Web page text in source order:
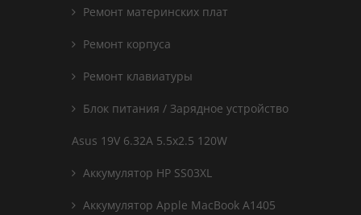
Ремонт материнских плат
Ремонт корпуса
Ремонт клавиатуры
Блок питания / Зарядное устройство
Asus 19V 6.32A 5.5x2.5 120W
Аккумулятор HP SS03XL
Аккумулятор Apple MacBook A1405